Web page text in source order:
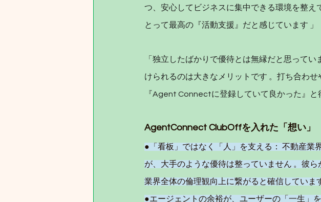
つ、安心してビジネスに集中できる環境を整
とって最高の『活動支援』だと感じています 」
「独立したばかりで優待とは無縁だと思って
けられるのは大きなメリットです 。打ち合わ
『Agent Connectに登録していて良かった』と
AgentConnect ClubOffを入れた「想い」
●「看板」ではなく「人」を支える： 不動産業
が、大手のような優待は整っていません 。彼
業界全体の倫理観向上に繋がると確信していま
●エージェントの余裕が、ユーザーの「一生」